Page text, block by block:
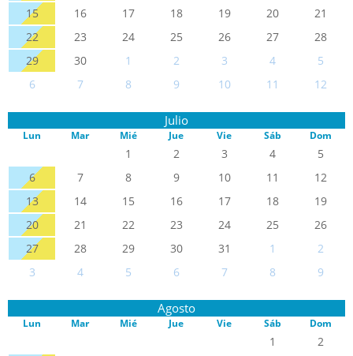
15
16 17 18 19 20
21
22
23 24 25 26 27
28
29
30 1 2 3 4
5
6
7 8 9 10 11 12
Julio
Lun Mar Mié Jue Vie Sáb Dom
1 2 3 4
5
6
7 8 9 10 11
12
13
14 15 16 17 18
19
20
21 22 23 24 25
26
27
28 29 30 31 1
2
3
4 5 6 7 8 9
Agosto
Lun Mar Mié Jue Vie Sáb Dom
1
2